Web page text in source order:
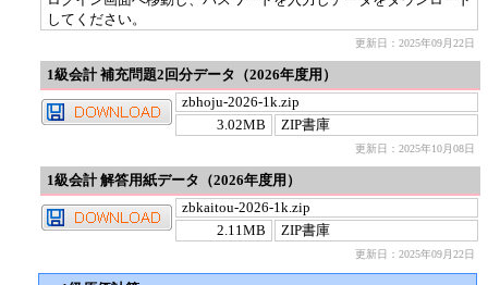
してください。
更新日：2025年09月22日
1級会計 補充問題2回分データ（2026年度用）
zbhoju-2026-1k.zip
3.02MB
ZIP書庫
更新日：2025年10月08日
1級会計 解答用紙データ（2026年度用）
zbkaitou-2026-1k.zip
2.11MB
ZIP書庫
更新日：2025年09月22日